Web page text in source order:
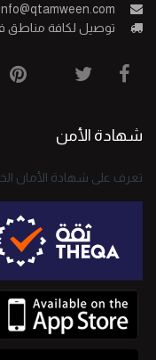
توصيل لكافة مناطق
شهادة الأمن
تعرف على شهادة الأمان